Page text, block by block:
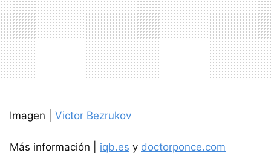
Imagen | Victor Bezrukov
Más información | iqb.es y doctorponce.com